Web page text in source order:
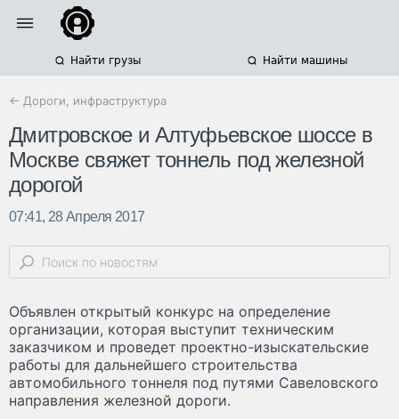
Найти грузы Найти машины
← Дороги, инфраструктура
Дмитровское и Алтуфьевское шоссе в
Москве свяжет тоннель под железной
дорогой
07:41, 28 Апреля 2017
Объявлен открытый конкурс на определение
организации, которая выступит техническим
заказчиком и проведет проектно-изыскательские
работы для дальнейшего строительства
автомобильного тоннеля под путями Савеловского
направления железной дороги.